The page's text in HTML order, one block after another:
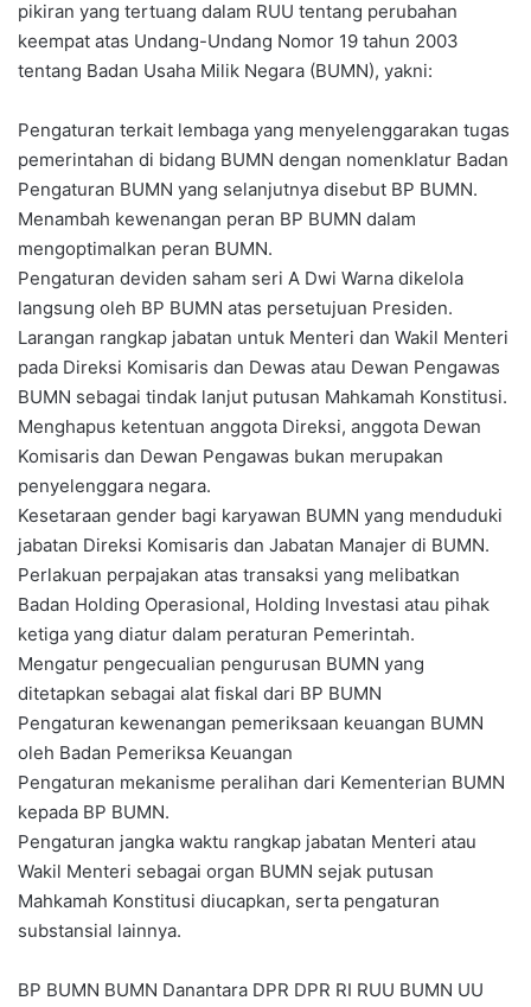
pikiran yang tertuang dalam RUU tentang perubahan
keempat atas Undang-Undang Nomor 19 tahun 2003
tentang Badan Usaha Milik Negara (BUMN), yakni:
Pengaturan terkait lembaga yang menyelenggarakan tugas
pemerintahan di bidang BUMN dengan nomenklatur Badan
Pengaturan BUMN yang selanjutnya disebut BP BUMN.
Menambah kewenangan peran BP BUMN dalam
mengoptimalkan peran BUMN.
Pengaturan deviden saham seri A Dwi Warna dikelola
langsung oleh BP BUMN atas persetujuan Presiden.
Larangan rangkap jabatan untuk Menteri dan Wakil Menteri
pada Direksi Komisaris dan Dewas atau Dewan Pengawas
BUMN sebagai tindak lanjut putusan Mahkamah Konstitusi.
Menghapus ketentuan anggota Direksi, anggota Dewan
Komisaris dan Dewan Pengawas bukan merupakan
penyelenggara negara.
Kesetaraan gender bagi karyawan BUMN yang menduduki
jabatan Direksi Komisaris dan Jabatan Manajer di BUMN.
Perlakuan perpajakan atas transaksi yang melibatkan
Badan Holding Operasional, Holding Investasi atau pihak
ketiga yang diatur dalam peraturan Pemerintah.
Mengatur pengecualian pengurusan BUMN yang
ditetapkan sebagai alat fiskal dari BP BUMN
Pengaturan kewenangan pemeriksaan keuangan BUMN
oleh Badan Pemeriksa Keuangan
Pengaturan mekanisme peralihan dari Kementerian BUMN
kepada BP BUMN.
Pengaturan jangka waktu rangkap jabatan Menteri atau
Wakil Menteri sebagai organ BUMN sejak putusan
Mahkamah Konstitusi diucapkan, serta pengaturan
substansial lainnya.
BP BUMN BUMN Danantara DPR DPR RI RUU BUMN UU